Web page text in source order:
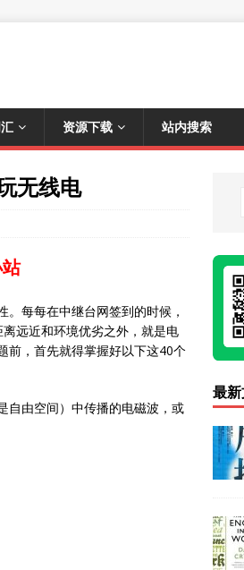
资源下载 站内搜索
无线电
每每在中继台网签到的时候，
离远近和环境优劣之外，就是电
前，首先就得掌握好以下这40个
自由空间）中传播的电磁波，或
最